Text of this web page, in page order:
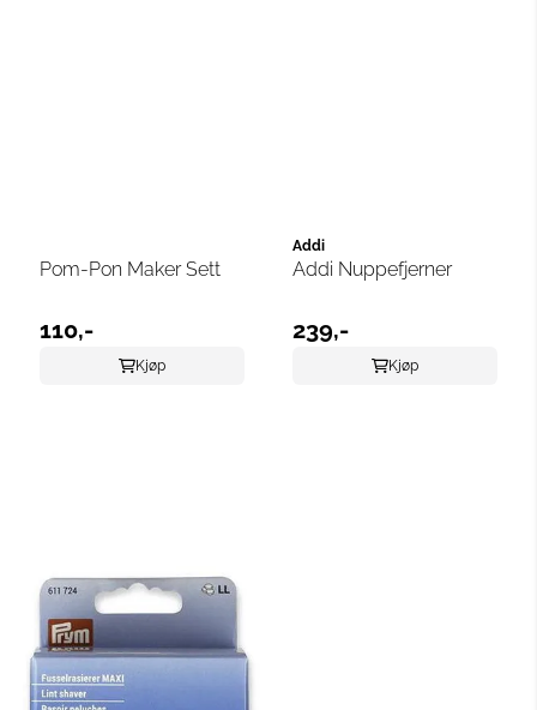
Pom-Pon Maker Sett
110,-
Kjøp
Addi
Addi Nuppefjerner
239,-
Kjøp